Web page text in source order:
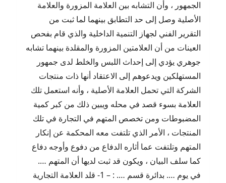
الجمهور ، وأن التشابه بين العلامة المزورة والعلامة
الأصلية وصل إلى حد التطابق بينهما لما ثبت من
التقرير الفني لجهاز التنمية الداخلية والذي قام بفحص
العينات من أن العلامتين المزورة والمقلدة بينهما تشابه
جوهري يؤدي إلى إحداث اللبس والخلط لدى جمهور
المستهلكين ويدعوهم إلى الاعتقاد أنها ذات منتجات
الشركة التي تحمل العلامة الأصلية ، وأنه استعمل تلك
العلامة بسوء قصد في محله ويبين ذلك من كبر كمية
المضبوطات ومن تخصص المتهم في التجارة في تلك
المنتجات ، الأمر الذي تلتفت معه المحكمة عن إنكار
المتهم وتلتفت عما أثاره الدفاع من دفوع وأوجه دفاع
كما سلف البيان ، ويكون قد ثبت لديها أن المتهم ….
في يوم …. بدائرة قسم …. : – 1- قلد العلامة التجارية